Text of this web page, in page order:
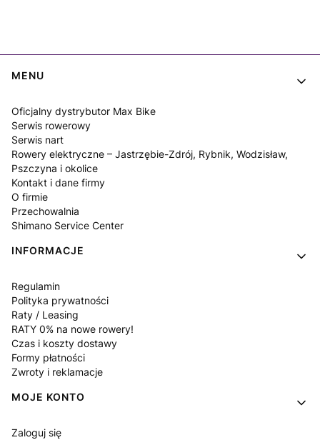
Linki w stopce
MENU
Oficjalny dystrybutor Max Bike
Serwis rowerowy
Serwis nart
Rowery elektryczne – Jastrzębie-Zdrój, Rybnik, Wodzisław,
Pszczyna i okolice
Kontakt i dane firmy
O firmie
Przechowalnia
Shimano Service Center
INFORMACJE
Regulamin
Polityka prywatności
Raty / Leasing
RATY 0% na nowe rowery!
Czas i koszty dostawy
Formy płatności
Zwroty i reklamacje
MOJE KONTO
Zaloguj się